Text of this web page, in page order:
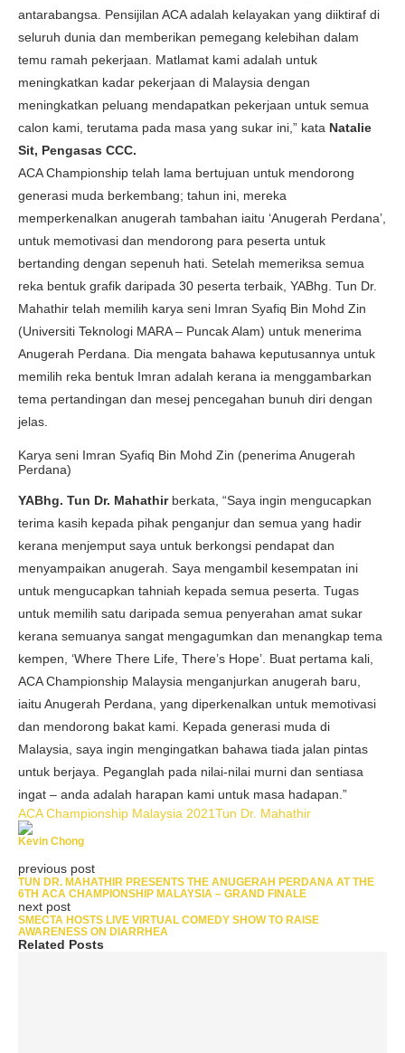
antarabangsa. Pensijilan ACA adalah kelayakan yang diiktiraf di
seluruh dunia dan memberikan pemegang kelebihan dalam
temu ramah pekerjaan. Matlamat kami adalah untuk
meningkatkan kadar pekerjaan di Malaysia dengan
meningkatkan peluang mendapatkan pekerjaan untuk semua
calon kami, terutama pada masa yang sukar ini,” kata Natalie
Sit, Pengasas CCC.
ACA Championship telah lama bertujuan untuk mendorong
generasi muda berkembang; tahun ini, mereka
memperkenalkan anugerah tambahan iaitu ‘Anugerah Perdana’,
untuk memotivasi dan mendorong para peserta untuk
bertanding dengan sepenuh hati. Setelah memeriksa semua
reka bentuk grafik daripada 30 peserta terbaik, YABhg. Tun Dr.
Mahathir telah memilih karya seni Imran Syafiq Bin Mohd Zin
(Universiti Teknologi MARA – Puncak Alam) untuk menerima
Anugerah Perdana. Dia mengata bahawa keputusannya untuk
memilih reka bentuk Imran adalah kerana ia menggambarkan
tema pertandingan dan mesej pencegahan bunuh diri dengan
jelas.
Karya seni Imran Syafiq Bin Mohd Zin (penerima Anugerah
Perdana)
YABhg. Tun Dr. Mahathir berkata, “Saya ingin mengucapkan
terima kasih kepada pihak penganjur dan semua yang hadir
kerana menjemput saya untuk berkongsi pendapat dan
menyampaikan anugerah. Saya mengambil kesempatan ini
untuk mengucapkan tahniah kepada semua peserta. Tugas
untuk memilih satu daripada semua penyerahan amat sukar
kerana semuanya sangat mengagumkan dan menangkap tema
kempen, ‘Where There Life, There’s Hope’. Buat pertama kali,
ACA Championship Malaysia menganjurkan anugerah baru,
iaitu Anugerah Perdana, yang diperkenalkan untuk memotivasi
dan mendorong bakat kami. Kepada generasi muda di
Malaysia, saya ingin mengingatkan bahawa tiada jalan pintas
untuk berjaya. Peganglah pada nilai-nilai murni dan sentiasa
ingat – anda adalah harapan kami untuk masa hadapan.”
ACA Championship Malaysia 2021Tun Dr. Mahathir
Kevin Chong
previous post
TUN DR. MAHATHIR PRESENTS THE ANUGERAH PERDANA AT THE
6TH ACA CHAMPIONSHIP MALAYSIA – GRAND FINALE
next post
SMECTA HOSTS LIVE VIRTUAL COMEDY SHOW TO RAISE
AWARENESS ON DIARRHEA
Related Posts